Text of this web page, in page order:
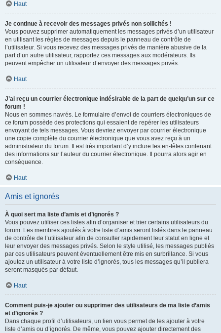
Haut
Je continue à recevoir des messages privés non sollicités !
Vous pouvez supprimer automatiquement les messages privés d’un utilisateur
en utilisant les règles de messages depuis le panneau de contrôle de
l’utilisateur. Si vous recevez des messages privés de manière abusive de la
part d’un autre utilisateur, rapportez ces messages aux modérateurs. Ils
peuvent empêcher un utilisateur d’envoyer des messages privés.
Haut
J’ai reçu un courrier électronique indésirable de la part de quelqu’un sur ce
forum !
Nous en sommes navrés. Le formulaire d’envoi de courriers électroniques de
ce forum possède des protections qui essaient de repérer les utilisateurs
envoyant de tels messages. Vous devriez envoyer par courrier électronique
une copie complète du courrier électronique que vous avez reçu à un
administrateur du forum. Il est très important d’y inclure les en-têtes contenant
des informations sur l’auteur du courrier électronique. Il pourra alors agir en
conséquence.
Haut
Amis et ignorés
À quoi sert ma liste d’amis et d’ignorés ?
Vous pouvez utiliser ces listes afin d’organiser et trier certains utilisateurs du
forum. Les membres ajoutés à votre liste d’amis seront listés dans le panneau
de contrôle de l’utilisateur afin de consulter rapidement leur statut en ligne et
leur envoyer des messages privés. Selon le style utilisé, les messages publiés
par ces utilisateurs peuvent éventuellement être mis en surbrillance. Si vous
ajoutez un utilisateur à votre liste d’ignorés, tous les messages qu’il publiera
seront masqués par défaut.
Haut
Comment puis-je ajouter ou supprimer des utilisateurs de ma liste d’amis
et d’ignorés ?
Dans chaque profil d’utilisateurs, un lien vous permet de les ajouter à votre
liste d’amis ou d’ignorés. De même, vous pouvez ajouter directement des